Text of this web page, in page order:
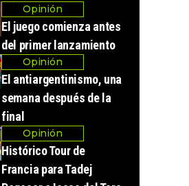
Opinión
El juego comienza antes
del primer lanzamiento
Opinión
El antiargentinismo, una
semana después de la
final
Opinión
Histórico Tour de
Francia para Tadej